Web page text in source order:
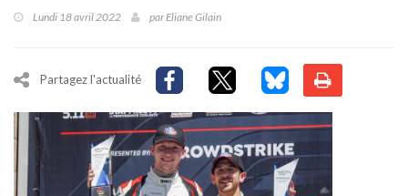
Lundi 18 avril 2022 parEliane Gilain
Partagez l'actualité